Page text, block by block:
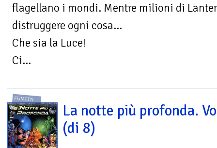
flagellano i mondi. Mentre milioni di
distruggere ogni cosa…
Che sia la Luce!
Ci...
FUMETTI
La notte più profonda.
(di 8)